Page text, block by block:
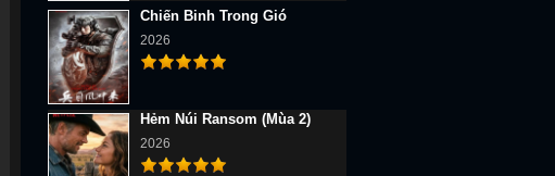
Chiến Binh Trong Gió
2026
Hẻm Núi Ransom (Mùa 2)
2026